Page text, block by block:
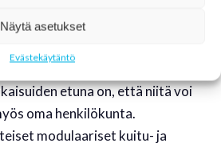
Näytä asetukset
Evästekäytäntö
kaapeliasennukset.
etuna on, että niitä voi
oma henkilökunta.
modulaariset kuitu- ja